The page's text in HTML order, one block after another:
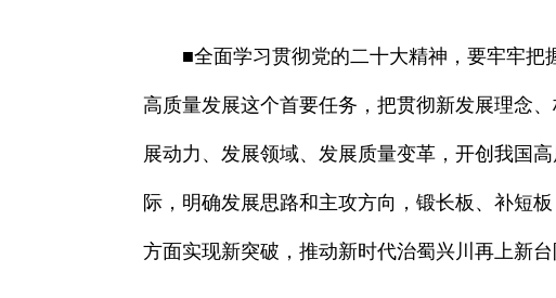
■全面学习贯彻党的二十大精神，要牢牢把
高质量发展这个首要任务，把贯彻新发展理念
展动力、发展领域、发展质量变革，开创我国
际，明确发展思路和主攻方向，锻长板、补短
方面实现新突破，推动新时代治蜀兴川再上新